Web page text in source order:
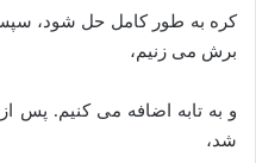
کره به طور کامل حل شود،
برش می زنیم،
و به تابه اضافه می کنیم. پس
شد،